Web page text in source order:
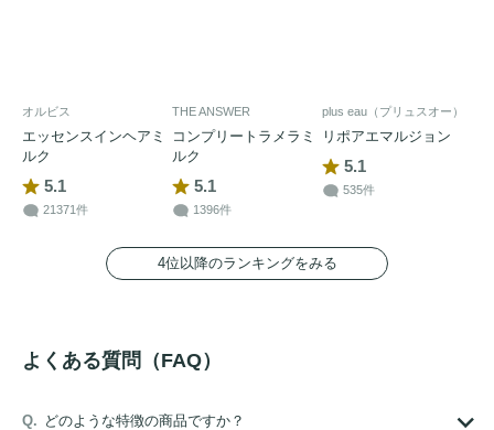
オルビス
エッセンスインヘアミ
ルク
5.1
21371件
THE ANSWER
コンプリートラメラミ
ルク
5.1
1396件
plus eau（プリュスオー）
リポアエマルジョン
5.1
535件
4位以降のランキングをみる
よくある質問（FAQ）
どのような特徴の商品ですか？